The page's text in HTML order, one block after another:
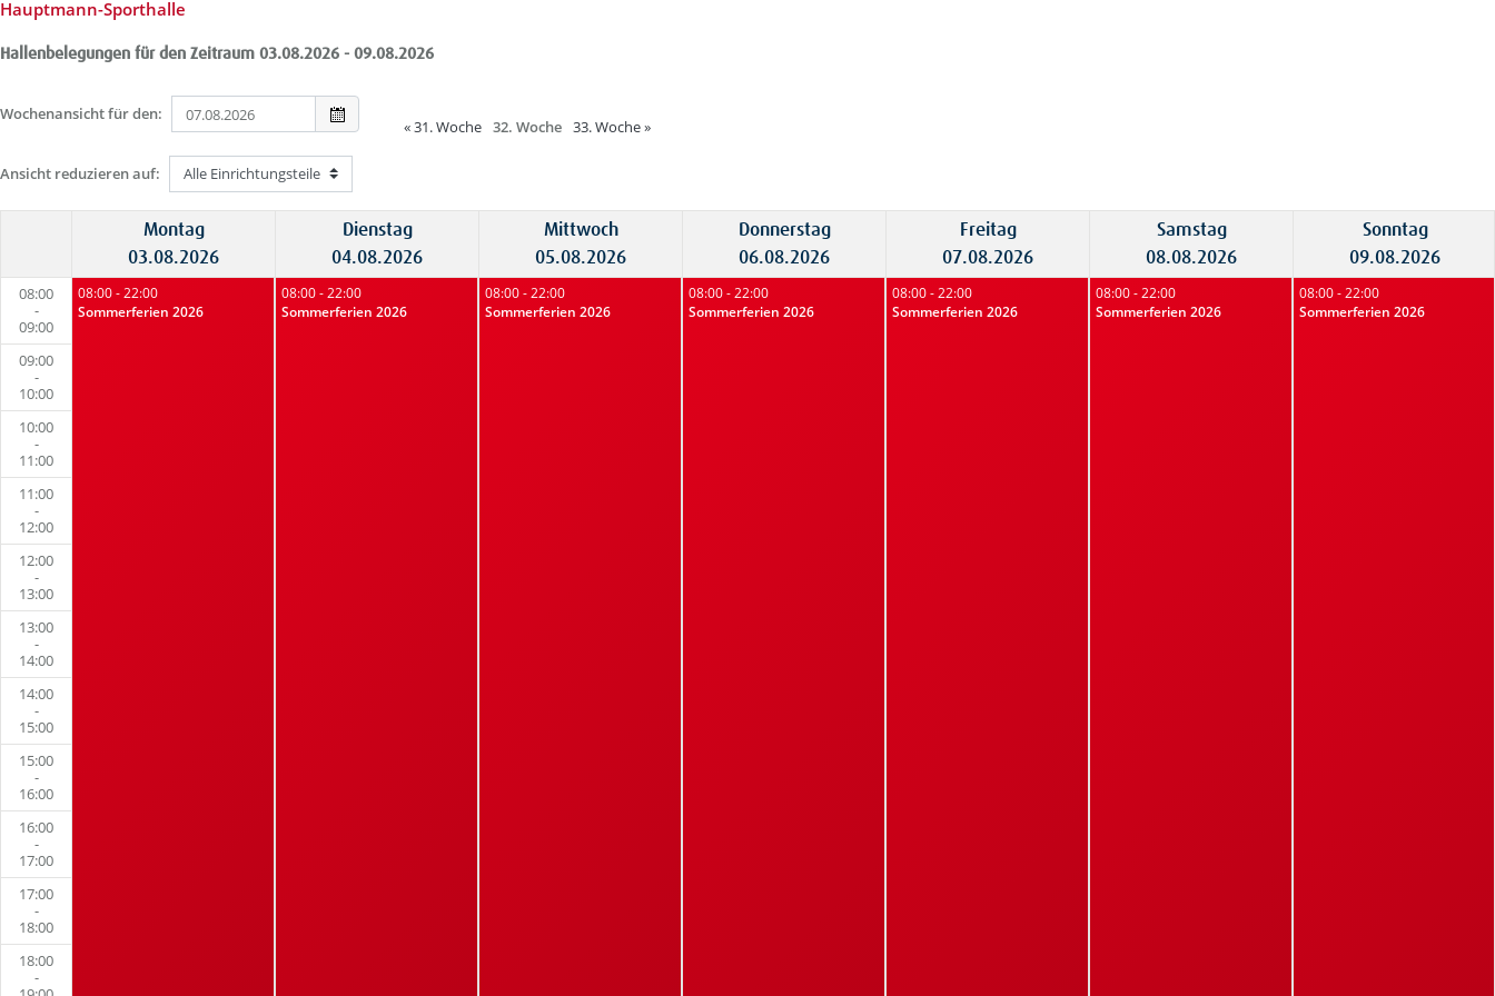
Hauptmann-Sporthalle
Hallenbelegungen für den Zeitraum 03.08.2026 - 09.08.2026
Wochenansicht für den:
«31. Woche 32. Woche 33. Woche»
Ansicht reduzieren auf:
08:00
-
09:00
09:00
-
10:00
10:00
-
11:00
11:00
-
12:00
12:00
-
13:00
13:00
-
14:00
14:00
-
15:00
15:00
-
16:00
16:00
-
17:00
17:00
-
18:00
18:00
-
Montag
03.08.2026
08:00 - 22:00
Sommerferien 2026
Dienstag
04.08.2026
08:00 - 22:00
Sommerferien 2026
Mittwoch
05.08.2026
08:00 - 22:00
Sommerferien 2026
Donnerstag
06.08.2026
08:00 - 22:00
Sommerferien 2026
Freitag
07.08.2026
08:00 - 22:00
Sommerferien 2026
Samstag
08.08.2026
08:00 - 22:00
Sommerferien 2026
Sonntag
09.08.2026
08:00 - 22:00
Sommerferien 2026